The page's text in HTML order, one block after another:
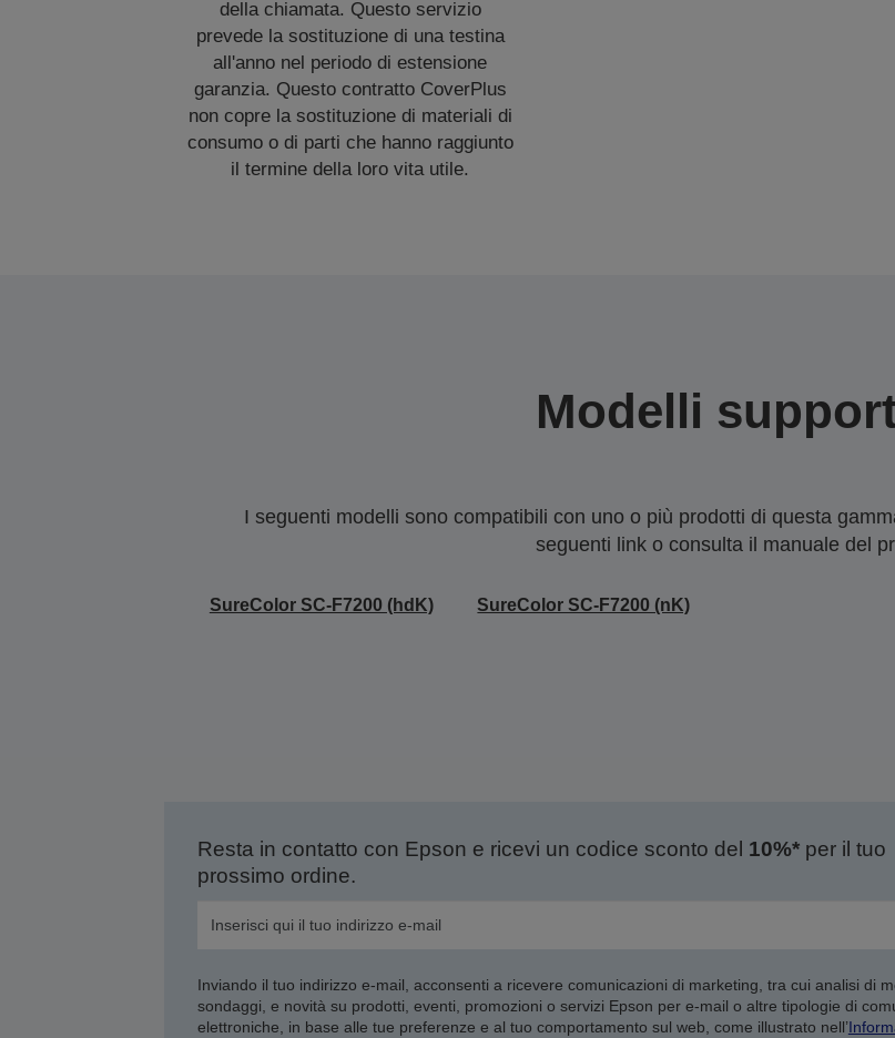
della chiamata. Questo servizio
prevede la sostituzione di una testina
all'anno nel periodo di estensione
garanzia. Questo contratto CoverPlus
non copre la sostituzione di materiali di
consumo o di parti che hanno raggiunto
il termine della loro vita utile.
Modelli
I seguenti modelli sono compatibili con uno o più prodotti di questa
seguenti link o consulta il manuale del
SureColor SC-F7200 (hdK) SureColor SC-F7200 (nK)
Resta in contatto con Epson e ricevi un codice sconto del 10%*per il tuo
prossimo ordine.
Inviando il tuo indirizzo e-mail, acconsenti a ricevere comunicazioni di marketing, tra cui analisi di
sondaggi, e novità su prodotti, eventi, promozioni o servizi Epson per e-mail o altre tipologie di
elettroniche, in base alle tue preferenze e al tuo comportamento sul web, come illustrato nell’